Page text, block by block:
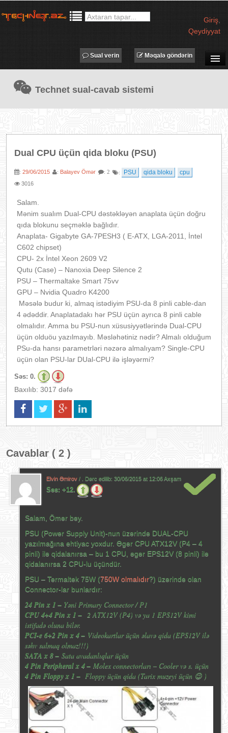
Giriş
Qeydiyyat
TECHNET TV
MƏQALƏLƏR
PROQRAMLAR
AVADANLIQLAR
Məqalə göndərin
Sual verin
Technet sual-cavab sistemi
Dual CPU üçün qida bloku (PSU)
: 29/06/2015 : Balayev Ömər : 2 : PSU qida bloku cpu
3016
Salam.
Mənim sualım Dual-CPU dəstəkləyən anaplata üçün doğru
qıda blokunu seçməklə bağlıdır.
Anaplata- Gigabyte GA-7PESH3 ( E-ATX, LGA-2011, İntel
C602 chipset)
CPU- 2x İntel Xeon 2609 V2
Qutu (Case) – Nanoxia Deep Silence 2
PSU – Thermaltake Smart 75vv
GPU – Nvidia Quadro K4200
Məsələ budur ki, almaq istədiyim PSU-da 8 pinli cable-dan
4 ədəddir. Anaplatadakı hər PSU üçün ayrıca 8 pinli cable
olmalıdır. Amma bu PSU-nun xüsusiyyətlərində Dual-CPU
üçün olduöu yazılmayıb. Məsləhətiniz nədir? Almalı olduğum
PSu-da hansı parametrləri nəzərə almalıyam? Single-CPU
üçün olan PSU-lar DUal-CPU ilə işləyərmi?
Səs: 0.
Baxılıb: 3017 dəfə
Cavablar ( 2 )
Elvin Əmirov / . Dərc edilib: 30/06/2015 at 12:06 Axşam
Səs: +12.
Salam, Ömər bəy.
PSU (Power Supply Unit)-nun üzərində DUAL-CPU
yazılmağına ehtiyac yoxdur. Əgər CPU ATX12V (P4 – 4
pinli) ilə qidalanırsa – bu 1 CPU, əgər EPS12V (8 pinli) ilə
qidalanırsa 2 CPU-lu üçündür.
PSU – Termaltek 75W (750W olmalıdır?) üzərində olan
Connector-lar bunlardır:
24 Pin x 1 – Yəni Primary Connector / P1
CPU 4+4 Pin x 1 – 2 ATX12V (P4) və ya 1 EPS12V kimi
istifadə oluna bilər.
PCI-e 6+2 Pin x 4 – Videokartlar üçün əlavə qida (EPS12V ilə
səhv salmaq olmaz!!!)
SATA x 8 – Sata avadanlıqlar üçün
4 Pin Peripheral x 4 – Molex connectorları – Cooler və s. üçün
4 Pin Floppy x 1 – Floppy üçün qida (Tarix muzeyi üçün 😉 )